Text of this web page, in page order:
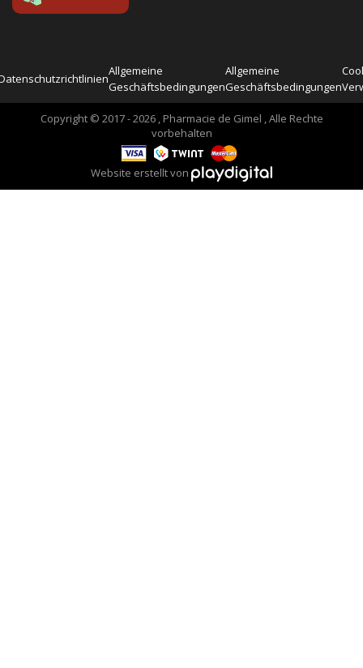
Allgemeine
Geschäftsbedingungen
Allgemeine
Geschäftsbedingungen
Copyright © 2017 - 2026 , Pharmacie de Gimel , Alle Rechte
vorbehalten
Website erstellt von